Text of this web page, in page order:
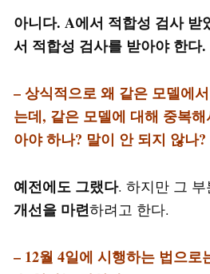
아니다. A에서 적합성 검사 받
서 적합성 검사를 받아야 한다.
– 상식적으로 왜 같은 모델에
는데, 같은 모델에 대해 중복
아야 하나? 말이 안 되지 않나?
예전에도 그랬다. 하지만 그
개선을 마련하려고 한다.
– 12월 4일에 시행하는 법으로